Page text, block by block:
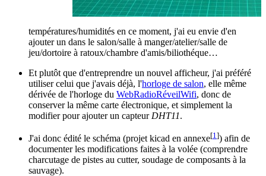
températures/humidités en ce moment, j'ai eu envie d'en
ajouter un dans le salon/salle à manger/atelier/salle de
jeu/dortoire à ratoux/chambre d'amis/biliothéque…
Et plutôt que d'entreprendre un nouvel afficheur, j'ai préféré
utiliser celui que j'avais déjà, l'horloge de salon, elle même
dérivée de l'horloge du WebRadioRéveilWifi, donc de
conserver la même carte électronique, et simplement la
modifier pour ajouter un capteur DHT11.
J'ai donc édité le schéma (projet kicad en annexe[1 ]) afin de
documenter les modifications faites à la volée (comprendre
charcutage de pistes au cutter, soudage de composants à la
sauvage).